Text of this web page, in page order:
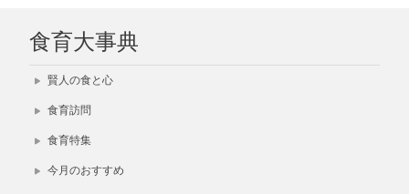
食育大事典
賢人の食と心
食育訪問
食育特集
今月のおすすめ